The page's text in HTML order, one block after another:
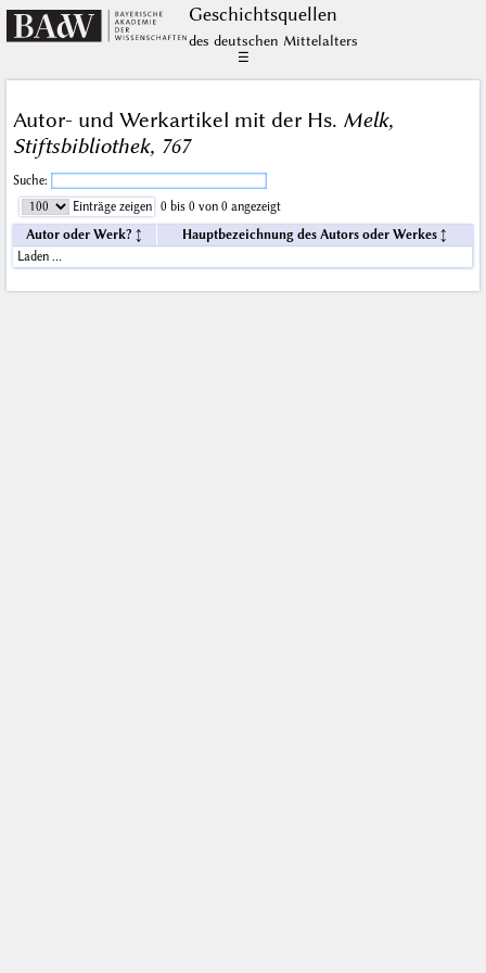
Geschichts­quellen
des deutschen Mittelalters
☰
Autor- und Werkartikel mit der Hs. Melk,
Stiftsbibliothek, 767
Suche:
Einträge zeigen
0 bis 0 von 0 angezeigt
Autor oder Werk?
Hauptbezeichnung des Autors oder Werkes
Laden …